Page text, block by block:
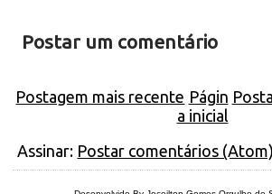
Postar um comentário
Postagem mais recente Págin
a inicial
Assinar: Postar comentários (Atom)